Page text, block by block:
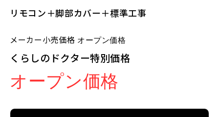
リモコン＋脚部カバー＋標準工事
メーカー小売価格 オープン価格
くらしのドクター特別価格
オープン価格